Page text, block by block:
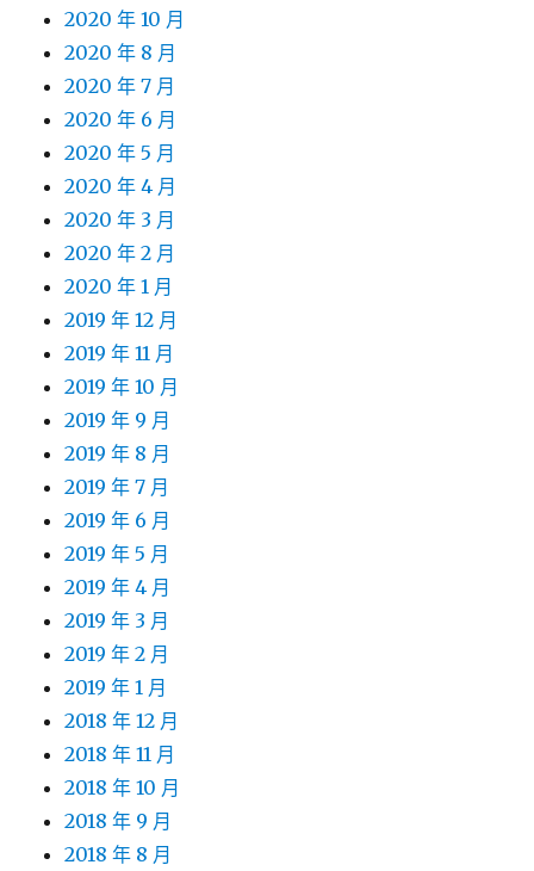
2020 年 10 月
2020 年 8 月
2020 年 7 月
2020 年 6 月
2020 年 5 月
2020 年 4 月
2020 年 3 月
2020 年 2 月
2020 年 1 月
2019 年 12 月
2019 年 11 月
2019 年 10 月
2019 年 9 月
2019 年 8 月
2019 年 7 月
2019 年 6 月
2019 年 5 月
2019 年 4 月
2019 年 3 月
2019 年 2 月
2019 年 1 月
2018 年 12 月
2018 年 11 月
2018 年 10 月
2018 年 9 月
2018 年 8 月